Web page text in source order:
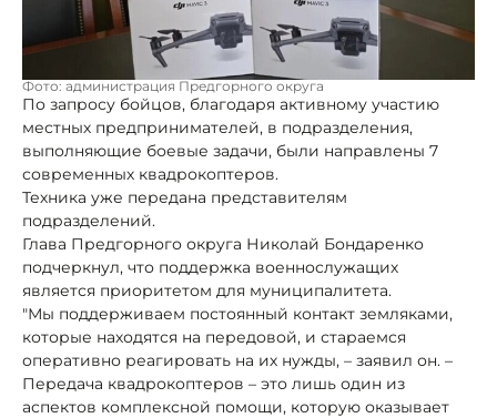
Фото: администрация Предгорного округа
По запросу бойцов, благодаря активному участию
местных предпринимателей, в подразделения,
выполняющие боевые задачи, были направлены 7
современных квадрокоптеров.
Техника уже передана представителям
подразделений.
Глава Предгорного округа Николай Бондаренко
подчеркнул, что поддержка военнослужащих
является приоритетом для муниципалитета.
"Мы поддерживаем постоянный контакт земляками,
которые находятся на передовой, и стараемся
оперативно реагировать на их нужды, – заявил он. –
Передача квадрокоптеров – это лишь один из
аспектов комплексной помощи, которую оказывает